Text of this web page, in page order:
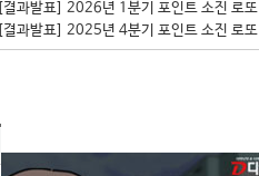
[결과발표] 2026년 1분기 포인트 소진 로또
[결과발표] 2025년 4분기 포인트 소진 로또